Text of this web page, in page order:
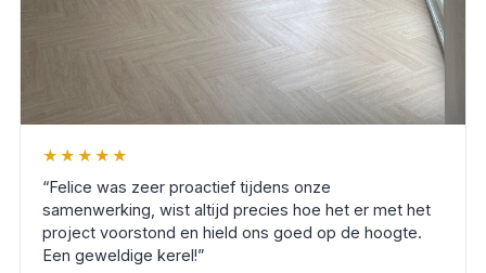
★★★★★
“Felice was zeer proactief tijdens onze
samenwerking, wist altijd precies hoe het er met het
project voorstond en hield ons goed op de hoogte.
Een geweldige kerel!”